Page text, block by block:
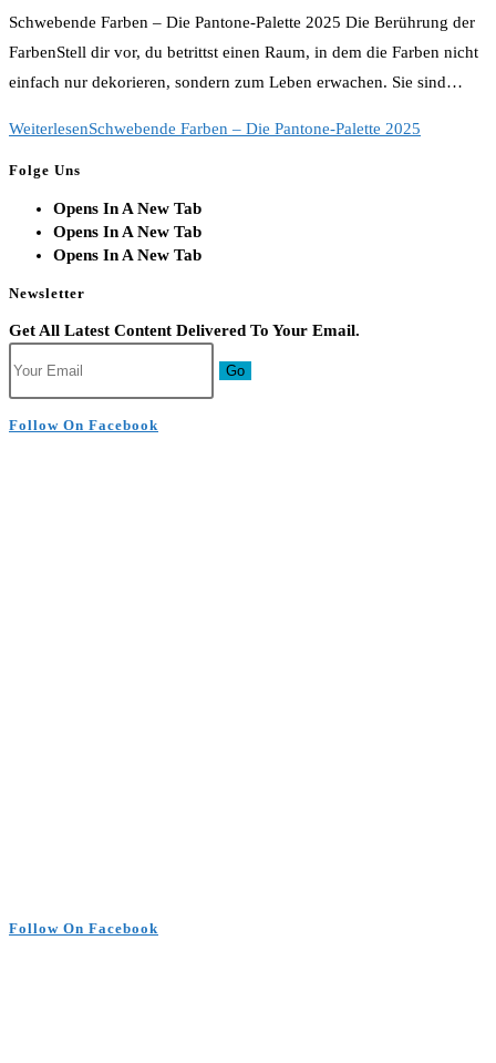
Schwebende Farben – Die Pantone-Palette 2025 Die Berührung der
FarbenStell dir vor, du betrittst einen Raum, in dem die Farben nicht
einfach nur dekorieren, sondern zum Leben erwachen. Sie sind…
WeiterlesenSchwebende Farben – Die Pantone-Palette 2025
Folge Uns
Opens In A New Tab
Opens In A New Tab
Opens In A New Tab
Newsletter
Get All Latest Content Delivered To Your Email.
Go
Follow On Facebook
Follow On Facebook